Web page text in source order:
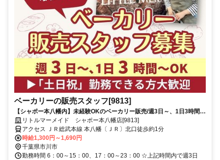
ベーカリーの販売スタッフ[9813]
【シャポー本八幡内】未経験OKのベーカリー販売/週3日～、1日3時間～
OK/早朝・土日祝の手当てもあり♪
リトルマーメイド シャポー本八幡店[9813]
アクセス ＪＲ総武本線 本八幡〔ＪＲ〕北口徒歩約1分
時給1,300円～1,690円
千葉県市川市
勤務時間 6：00～15：00、17：00～23：00 ☆上記時間内で週3日